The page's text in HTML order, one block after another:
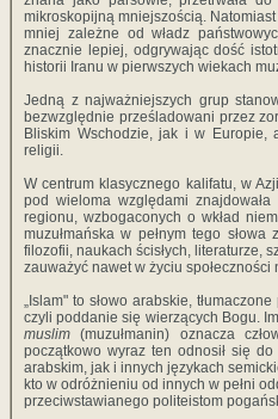
mikroskopijną mniejszo­ścią.
mniej zależne od władz
znacznie lepiej, odgrywając dość
historii Iranu w pierwszych wiekach
Jedną z najważniejszych grup
bezwzględnie prześladowani przez
Bliskim Wschodzie, jak i w Europie,
religii.
W centrum klasycznego kalifatu, w
pod wieloma względami
regionu, wzbogaconych o wkład
muzułmańska w pełnym tego
filozofii, naukach ścisłych, literaturze,
zauważyć nawet w życiu społeczności
„Islam" to słowo arabskie,
czyli poddanie się wierzących Bogu.
muslim (muzułmanin) oznacza
początkowo wyraz ten odnosił się
arabskim, jak i innych językach
kto w odróżnieniu od innych w pełni
przeciwstawianego politeistom